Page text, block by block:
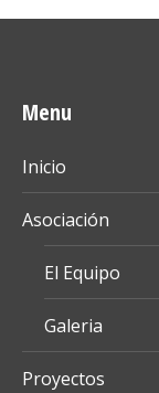
Menu
Inicio
Asociación
El Equipo
Galeria
Proyectos